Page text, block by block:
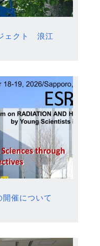
ェクト 浪江
催について